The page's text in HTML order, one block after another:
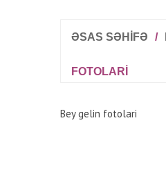
ƏSAS SƏHİFƏ /
FOTOLARI
Bey gelin fotolari